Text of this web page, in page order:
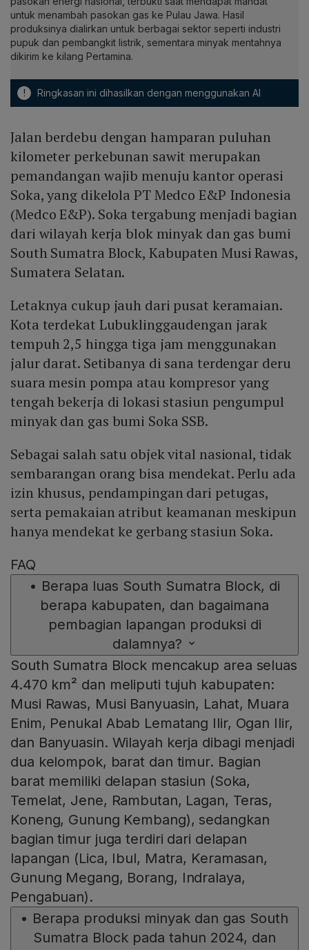
untuk menambah pasokan gas ke Pulau Jawa. Hasil
produksinya dialirkan untuk berbagai sektor seperti industri
pupuk dan pembangkit listrik, sementara minyak mentahnya
dikirim ke kilang Pertamina.
! Ringkasan ini dihasilkan dengan menggunakan AI
Jalan berdebu dengan hamparan puluhan
kilometer perkebunan sawit merupakan
pemandangan wajib menuju kantor operasi
Soka, yang dikelola PT Medco E&P Indonesia
(Medco E&P). Soka tergabung menjadi bagian
dari wilayah kerja blok minyak dan gas bumi
South Sumatra Block, Kabupaten Musi Rawas,
Sumatera Selatan.
Letaknya cukup jauh dari pusat keramaian.
Kota terdekat Lubuklinggaudengan jarak
tempuh 2,5 hingga tiga jam menggunakan
jalur darat. Setibanya di sana terdengar deru
suara mesin pompa atau kompresor yang
tengah bekerja di lokasi stasiun pengumpul
minyak dan gas bumi Soka SSB.
Sebagai salah satu objek vital nasional, tidak
sembarangan orang bisa mendekat. Perlu ada
izin khusus, pendampingan dari petugas,
serta pemakaian atribut keamanan meskipun
hanya mendekat ke gerbang stasiun Soka.
FAQ
• Berapa luas South Sumatra Block, di
berapa kabupaten, dan bagaimana
pembagian lapangan produksi di
dalamnya?
South Sumatra Block mencakup area seluas
4.470 km² dan meliputi tujuh kabupaten:
Musi Rawas, Musi Banyuasin, Lahat, Muara
Enim, Penukal Abab Lematang Ilir, Ogan Ilir,
dan Banyuasin. Wilayah kerja dibagi menjadi
dua kelompok, barat dan timur. Bagian
barat memiliki delapan stasiun (Soka,
Temelat, Jene, Rambutan, Lagan, Teras,
Koneng, Gunung Kembang), sedangkan
bagian timur juga terdiri dari delapan
lapangan (Lica, Ibul, Matra, Keramasan,
Gunung Megang, Borang, Indralaya,
Pengabuan).
• Berapa produksi minyak dan gas South
Sumatra Block pada tahun 2024, dan